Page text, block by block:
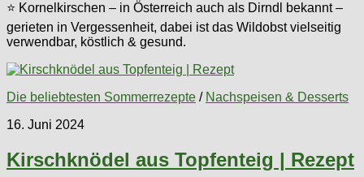
⭐ Kornelkirschen – in Österreich auch als Dirndl bekannt –
gerieten in Vergessenheit, dabei ist das Wildobst vielseitig
verwendbar, köstlich & gesund.
Die beliebtesten Sommerrezepte / Nachspeisen & Desserts
16. Juni 2024
Kirschknödel aus Topfenteig | Rezept